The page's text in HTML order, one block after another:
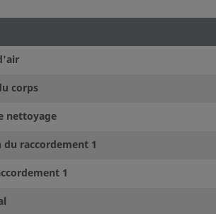
qui ne sont pas régis par une
Tous droits réservés.
corps
nettoyage
du raccordement 1
1